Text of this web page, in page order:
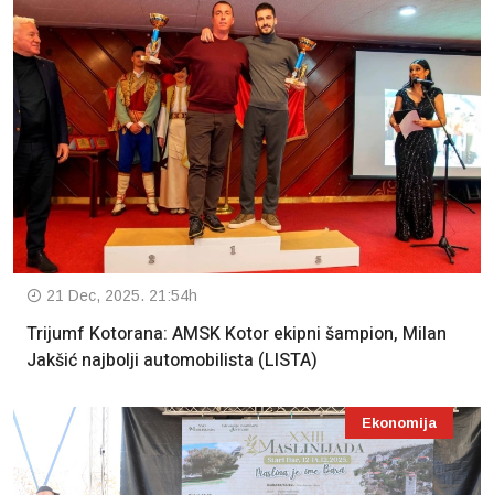
21 Dec, 2025. 21:54h
Trijumf Kotorana: AMSK Kotor ekipni šampion, Milan
Jakšić najbolji automobilista (LISTA)
Ekonomija